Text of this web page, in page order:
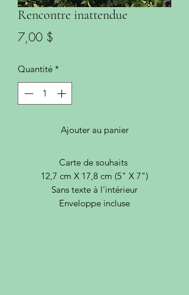
Rencontre inattendue
7,00 $
Quantité *
Ajouter au panier
Carte de souhaits
12,7 cm X 17,8 cm (5" X 7")
Sans texte à l'intérieur
Enveloppe incluse